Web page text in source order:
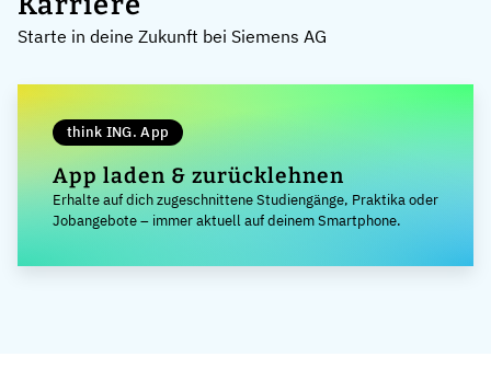
Starte in deine Zukunft bei Siemens AG
think ING. App
App laden & zurücklehnen
Erhalte auf dich zugeschnittene Studiengänge, Praktika oder
Jobangebote – immer aktuell auf deinem Smartphone.